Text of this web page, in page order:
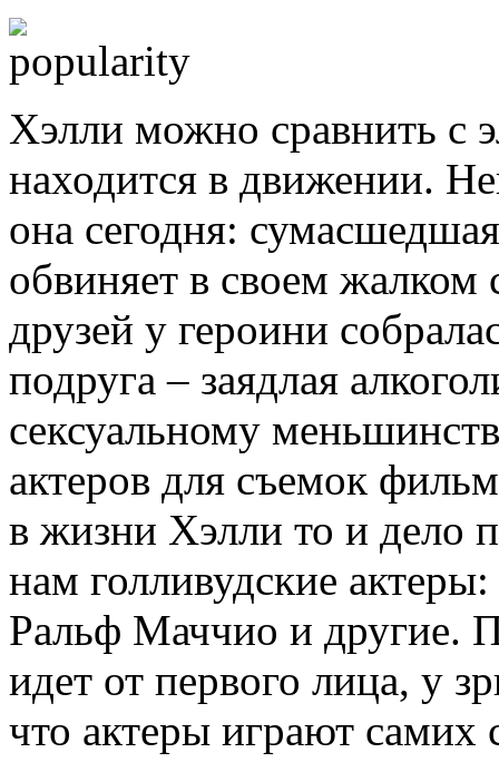
Хэлли можно сравнить с
находится в движении.
она сегодня:
обвиняет в своем
друзей у героини
подруга – заядлая
сексуальному
актеров для съемок
в жизни Хэлли то и дело
нам голливудские
Ральф Маччио и другие.
идет от первого лица, у
что актеры играют самих